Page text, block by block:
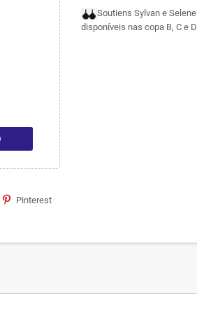
Pinterest
Soutiens Sylvan e Selene
disponíveis nas copa B, C e D